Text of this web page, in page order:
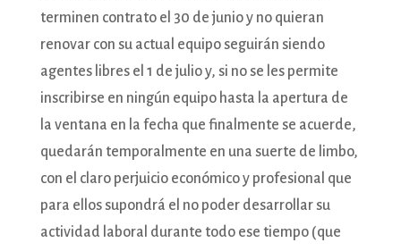
terminen contrato el 30 de junio y no quieran
renovar con su actual equipo seguirán siendo
agentes libres el 1 de julio y, si no se les permite
inscribirse en ningún equipo hasta la apertura de
la ventana en la fecha que finalmente se acuerde,
quedarán temporalmente en una suerte de limbo,
con el claro perjuicio económico y profesional que
para ellos supondrá el no poder desarrollar su
actividad laboral durante todo ese tiempo (que